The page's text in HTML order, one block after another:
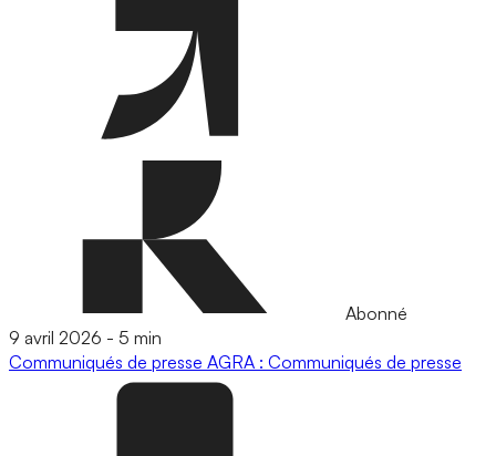
Abonné
9 avril 2026 - 5 min
Communiqués de presse AGRA : Communiqués de presse